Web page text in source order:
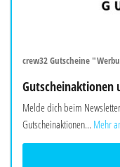
crew32 Gutscheine
Gutscheinaktionen
Melde dich beim
Gutscheinaktionen... Mehr